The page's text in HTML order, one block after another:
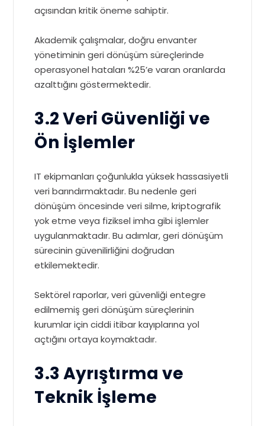
açısından kritik öneme sahiptir.
Akademik çalışmalar, doğru envanter
yönetiminin geri dönüşüm süreçlerinde
operasyonel hataları %25’e varan oranlarda
azalttığını göstermektedir.
3.2 Veri Güvenliği ve
Ön İşlemler
IT ekipmanları çoğunlukla yüksek hassasiyetli
veri barındırmaktadır. Bu nedenle geri
dönüşüm öncesinde veri silme, kriptografik
yok etme veya fiziksel imha gibi işlemler
uygulanmaktadır. Bu adımlar, geri dönüşüm
sürecinin güvenilirliğini doğrudan
etkilemektedir.
Sektörel raporlar, veri güvenliği entegre
edilmemiş geri dönüşüm süreçlerinin
kurumlar için ciddi itibar kayıplarına yol
açtığını ortaya koymaktadır.
3.3 Ayrıştırma ve
Teknik İşleme